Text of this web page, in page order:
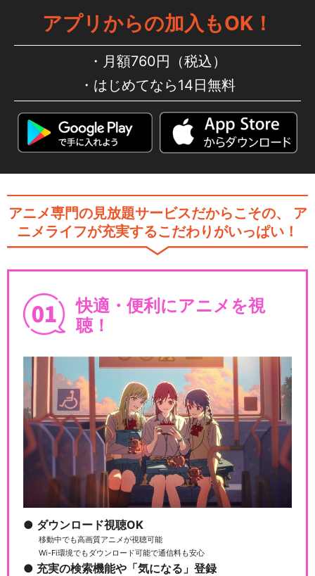
アプリからの加入もOK！
月額760円（税込）
はじめてなら14日無料
アニメ専門の見放題サービスだからこその、
ア
ニメライフが充実するこだわりがいっぱい！
快適・便利にアニメを視
聴！
ダウンロード視聴OK
移動中でも高画質アニメが視聴可能
Wi-Fi環境でもダウンロード可能で通信料も安心
充実の検索機能や「気になる」登録